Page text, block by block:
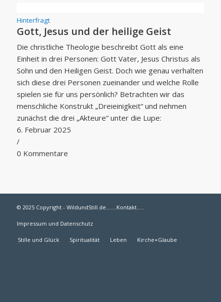
Hinterfragt
Gott, Jesus und der heilige Geist
Die christliche Theologie beschreibt Gott als eine
Einheit in drei Personen: Gott Vater, Jesus Christus als
Sohn und den Heiligen Geist. Doch wie genau verhalten
sich diese drei Personen zueinander und welche Rolle
spielen sie für uns persönlich? Betrachten wir das
menschliche Konstrukt „Dreieinigkeit“ und nehmen
zunächst die drei „Akteure“ unter die Lupe:
6. Februar 2025
/
0 Kommentare
© 2025 Copyright - WildundStill.de.......Kontakt.....
Impressum und Datenschutz
Stille und Glück Spiritualität Leben Kirche+Glaube